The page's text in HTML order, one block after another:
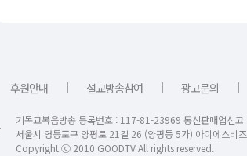
후원안내 ｜ 설교방송참여 ｜ 광고문의 ｜
기독교복음방송 등록번호 : 117-81-23969 통신판매업신
서울시 영등포구 양평로 21길 26 (양평동 5가) 아이에스
Copyright ⓒ 2010 GOODTV All rights reserved.